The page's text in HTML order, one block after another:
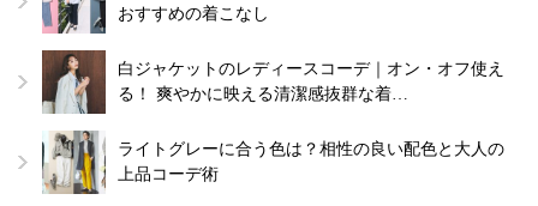
おすすめの着こなし
白ジャケットのレディースコーデ｜オン・オフ使え
る！ 爽やかに映える清潔感抜群な着…
ライトグレーに合う色は？相性の良い配色と大人の
上品コーデ術